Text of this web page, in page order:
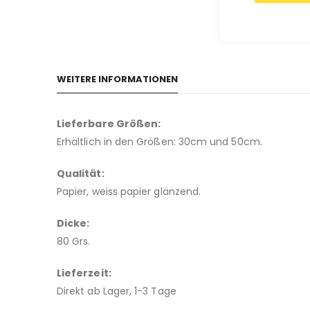
WEITERE INFORMATIONEN
Lieferbare Größen:
Erhältlich in den Größen: 30cm und 50cm.
Qualität:
Papier, weiss papier glänzend.
Dicke:
80 Grs.
Lieferzeit:
Direkt ab Lager, 1-3 Tage